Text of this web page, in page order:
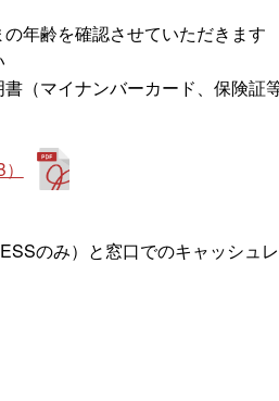
年齢を確認させていただきます
（マイナンバーカード、保険証
のみ）と窓口でのキャッシュレ